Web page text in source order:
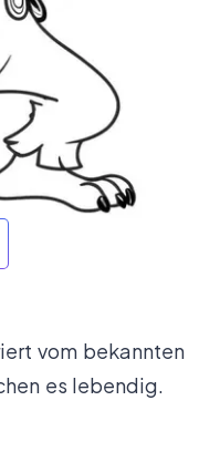
vom bekannten
es lebendig.